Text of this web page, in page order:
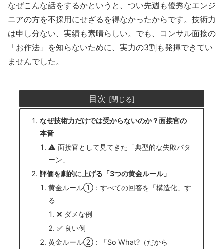
なぜこんな話をするかというと、つい先週も優秀なエンジ
ニアの方を不採用にせざるを得なかったからです。技術力
は申し分ない、実績も素晴らしい。でも、コンサル面接の
「お作法」を知らないために、実力の3割も発揮できてい
ませんでした。
目次
なぜ技術力だけでは受からないのか？面接官の
本音
⚠️ 面接官として見てきた「典型的な失敗パタ
ーン」
評価を劇的に上げる「3つの黄金ルール」
黄金ルール①：すべての回答を「構造化」す
る
❌ ダメな例
✅ 良い例
黄金ルール②：「So What?（だから